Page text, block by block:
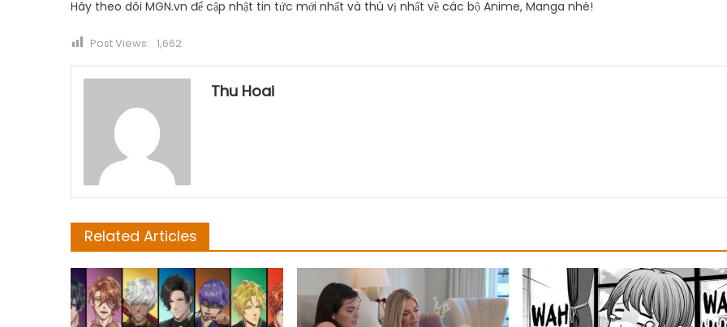
Hãy theo dõi MGN.vn để cập nhật tin tức mới nhất và thú vị nhất về các bộ Anime, Manga nhé!
Post Views: 1,662
Thu Hoai
Related Articles